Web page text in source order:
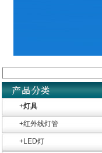
+灯具
+红外线灯管
+LED灯